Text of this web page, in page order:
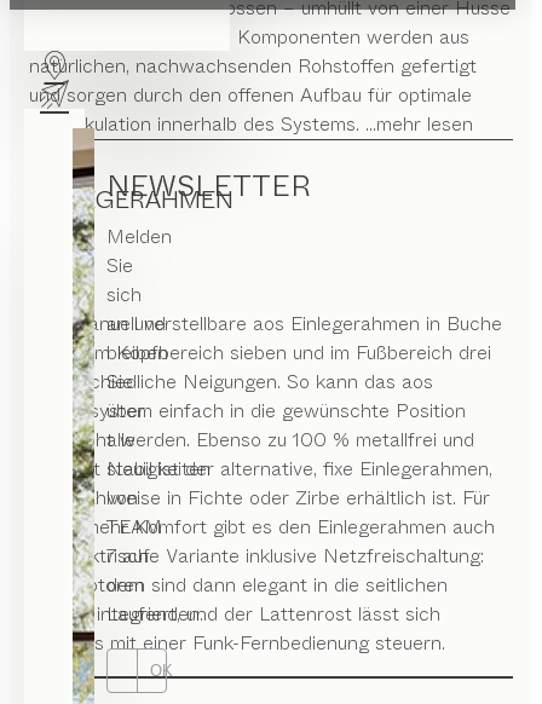
NEWSLETTER
Melden
Sie
sich
an und
bleiben
Sie
über
alle
Neuigkeiten
von
TEAM
7 auf
dem
Laufenden.
OK
Unterbett oder geschlossen – umhüllt von einer Husse
– gewählt werden. Alle Komponenten werden aus
natürlichen, nachwachsenden Rohstoffen gefertigt
und sorgen durch den offenen Aufbau für optimale
Luftzirkulation innerhalb des Systems. ...mehr lesen
EINLEGERAHMEN
Der manuell verstellbare aos Einlegerahmen in Buche
bietet im Kopfbereich sieben und im Fußbereich drei
unterschiedliche Neigungen. So kann das aos
Schlafsystem einfach in die gewünschte Position
gebracht werden. Ebenso zu 100 % metallfrei und
äußerst stabil ist der alternative, fixe Einlegerahmen,
der wahlweise in Fichte oder Zirbe erhältlich ist. Für
noch mehr Komfort gibt es den Einlegerahmen auch
als elektrische Variante inklusive Netzfreischaltung:
Die Motoren sind dann elegant in die seitlichen
Holme integriert, und der Lattenrost lässt sich
kabellos mit einer Funk-Fernbedienung steuern.